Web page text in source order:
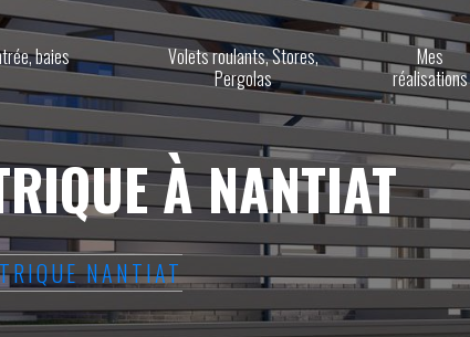
baies
Volets roulants, Stores,
Pergolas
Mes
réalisations
À NANTIAT
NANTIAT